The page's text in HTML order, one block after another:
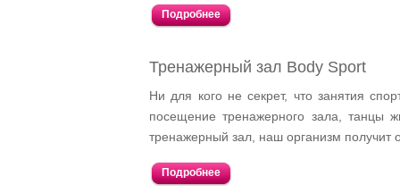
Подробнее
Тренажерный зал Body Sport
Ни для кого не секрет, что занятия
посещение тренажерного зала, танцы
тренажерный зал, наш организм получит
Подробнее